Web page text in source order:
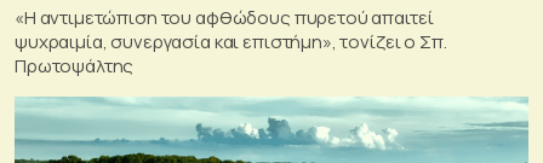
«Η αντιμετώπιση του αφθώδους πυρετού απαιτεί
ψυχραιμία, συνεργασία και επιστήμη», τονίζει ο Σπ.
Πρωτοψάλτης